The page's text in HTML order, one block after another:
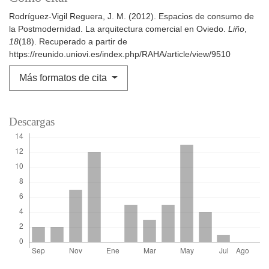
Rodríguez-Vigil Reguera, J. M. (2012). Espacios de consumo de
la Postmodernidad. La arquitectura comercial en Oviedo. Liño,
18(18). Recuperado a partir de
https://reunido.uniovi.es/index.php/RAHA/article/view/9510
Más formatos de cita
Descargas